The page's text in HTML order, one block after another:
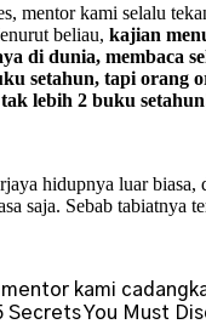
mentor kami selalu
beliau, kajian
di dunia, membaca
setahun, tapi orang
lebih 2 buku
hidupnya luar biasa,
saja. Sebab tabiatnya
kami
Secrets You Must